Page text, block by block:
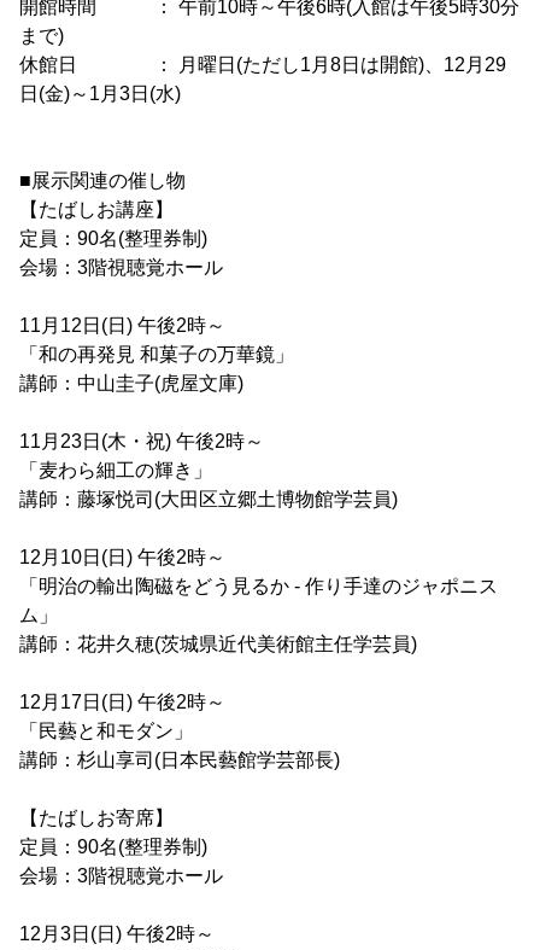
開館時間 ： 午前10時～午後6時(入館は午後5時30分
まで)
休館日 ： 月曜日(ただし1月8日は開館)、12月29
日(金)～1月3日(水)
■展示関連の催し物
【たばしお講座】
定員：90名(整理券制)
会場：3階視聴覚ホール
11月12日(日) 午後2時～
「和の再発見 和菓子の万華鏡」
講師：中山圭子(虎屋文庫)
11月23日(木・祝) 午後2時～
「麦わら細工の輝き」
講師：藤塚悦司(大田区立郷土博物館学芸員)
12月10日(日) 午後2時～
「明治の輸出陶磁をどう見るか - 作り手達のジャポニス
ム」
講師：花井久穂(茨城県近代美術館主任学芸員)
12月17日(日) 午後2時～
「民藝と和モダン」
講師：杉山享司(日本民藝館学芸部長)
【たばしお寄席】
定員：90名(整理券制)
会場：3階視聴覚ホール
12月3日(日) 午後2時～